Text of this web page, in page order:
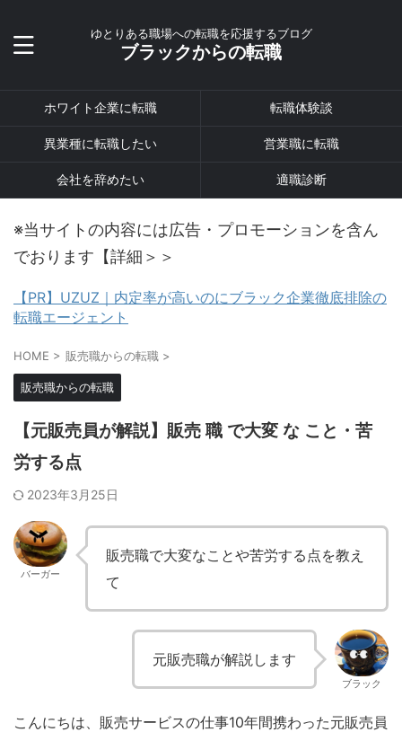
ゆとりある職場への転職を応援するブログ
ブラックからの転職
ホワイト企業に転職 転職体験談
異業種に転職したい 営業職に転職
会社を辞めたい 適職診断
※当サイトの内容には広告・プロモーションを含ん
でおります【詳細＞＞
【PR】UZUZ｜内定率が高いのにブラック企業徹底排除の
転職エージェント
HOME > 販売職からの転職 >
販売職からの転職
【元販売員が解説】販売 職 で大変 な こと・苦
労する点
2023年3月25日
バーガー
販売職で大変なことや苦労する点を教え
て
元販売職が解説します
ブラック
こんにちは、販売サービスの仕事10年間携わった元販売員